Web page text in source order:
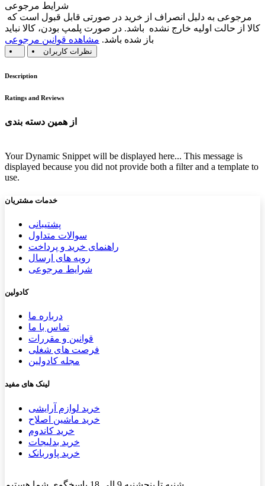
شرایط مرجوعی
کالا از حالت اولیه خارج نشده باشد. در صورت پلمپ بودن، کالا نباید
باز شده باشد. مشاهده قوانین مرجوعی
نظرات کاربران
Description
Ratings and Reviews
از همین دسته بندی
Your Dynamic Snippet will be displayed here... This message is
displayed because you did not provide both a filter and a template to
use.
خدمات مشتریان
پشتیب​​انی
سوالات متداول
راهنمای خرید و پرداخت
رویه های ارسال
شرایط مرجوعی
کادولین
درباره ما
تماس با ما
قوانین و مقررات
فرصت های شغلی
مجله کادولین
لینک های مفید
خرید لوازم آرایشی
خرید ماشین اصلاح
خرید کاندوم
خرید بدلیجات
خرید پاوربانک